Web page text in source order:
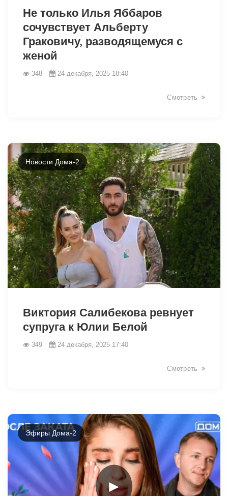
Не только Илья Яббаров
сочувствует Альберту
Граковичу, разводящемуся с
женой
348 24 декабря, 2025 18:40
Смотреть
Новости Дома-2
Виктория Салибекова ревнует
супруга к Юлии Белой
349 24 декабря, 2025 17:40
Смотреть
►
Эфиры Дома-2